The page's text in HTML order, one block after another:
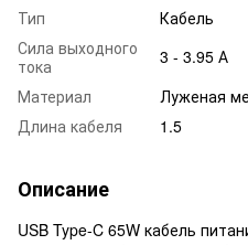
Тип
Кабель
Сила выходного
тока
3 - 3.95 А
Материал
Луженая
Длина кабеля
1.5
Описание
USB Type-C 65W кабель